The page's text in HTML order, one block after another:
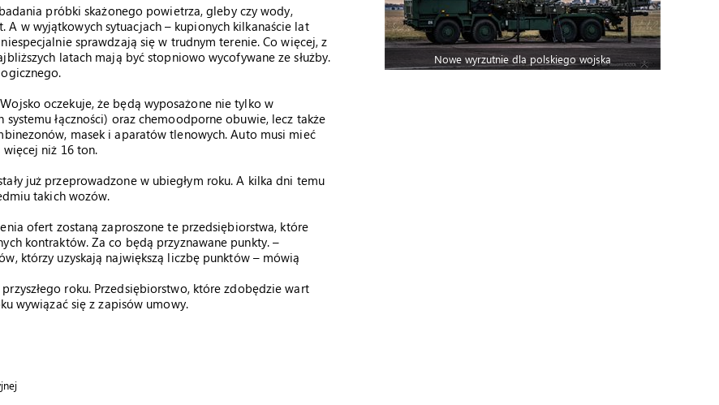
próbki skażonego powietrza, gleby czy wody,
w wyjątkowych sytuacjach – kupionych kilkanaście lat
sprawdzają się w trudnym terenie. Co więcej, z
latach mają być stopniowo wycofywane ze służby.
oczekuje, że będą wyposażone nie tylko w
łączności) oraz chemoodporne obuwie, lecz także
masek i aparatów tlenowych. Auto musi mieć
niż 16 ton.
już przeprowadzone w ubiegłym roku. A kilka dni temu
takich wozów.
ofert zostaną zaproszone te przedsiębiorstwa, które
kontraktów. Za co będą przyznawane punkty. –
którzy uzyskają największą liczbę punktów – mówią
roku. Przedsiębiorstwo, które zdobędzie wart
wywiązać się z zapisów umowy.
Nowe wyrzutnie dla polskiego wojska